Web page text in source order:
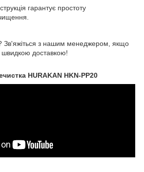
гарантує простоту
Зв'яжіться з нашим менеджером, якщо
швидкою доставкою!
HURAKAN HKN-PP20